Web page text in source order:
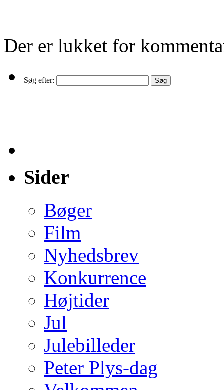
Der er lukket for
Søg efter:
Sider
Bøger
Film
Nyhedsbrev
Konkurrence
Højtider
Jul
Julebilleder
Peter Plys-dag